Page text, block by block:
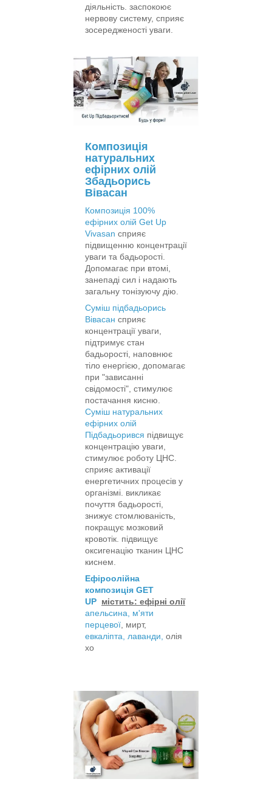
діяльність. заспокоює
нервову систему, сприяє
зосередженості уваги.
Композиція
натуральних
ефірних олій
Збадьорись
Вівасан
Композиція 100%
ефірних олій Get Up
Vivasan сприяє
підвищенню концентрації
уваги та бадьорості.
Допомагає при втомі,
занепаді сил і надають
загальну тонізуючу дію.
Суміш підбадьорись
Вівасан сприяє
концентрації уваги,
підтримує стан
бадьорості, наповнює
тіло енергією, допомагає
при "зависанні
свідомості", стимулює
постачання кисню.
Суміш натуральних
ефірних олій
Підбадьорився підвищує
концентрацію уваги,
стимулює роботу ЦНС.
сприяє активації
енергетичних процесів у
організмі. викликає
почуття бадьорості,
знижує стомлюваність,
покращує мозковий
кровотік. підвищує
оксигенацію тканин ЦНС
киснем.
Ефіроолійна
композиція GET
UP містить: ефірні олії
апельсина,
м'яти
перцевої , мирт,
евкаліпта,
лаванди, олія
хо